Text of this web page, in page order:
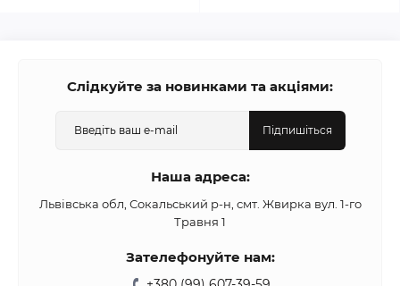
Слідкуйте за новинками та акціями:
Підпишіться
Наша адреса:
Львівська обл, Сокальський р-н, смт. Жвирка вул. 1-го
Травня 1
Зателефонуйте нам: